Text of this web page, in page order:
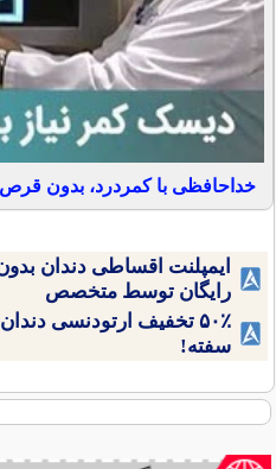
خداحافظی با کمردرد، بدون
ایمپلنت اقساطی دندان
رایگان توسط متخصص
۵۰٪ تخفیف ارتودنسی
سفته!